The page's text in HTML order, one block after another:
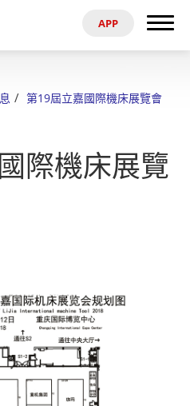
APP
第19屆立嘉國際機床展覽會
際機床展覽
搜尋